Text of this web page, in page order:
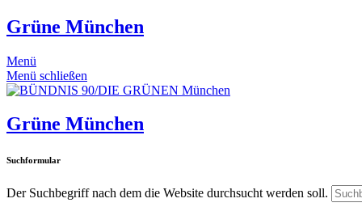
Grüne München
Menü
Menü schließen
Grüne München
Suchformular
Der Suchbegriff nach dem die Website durchsucht werden soll.